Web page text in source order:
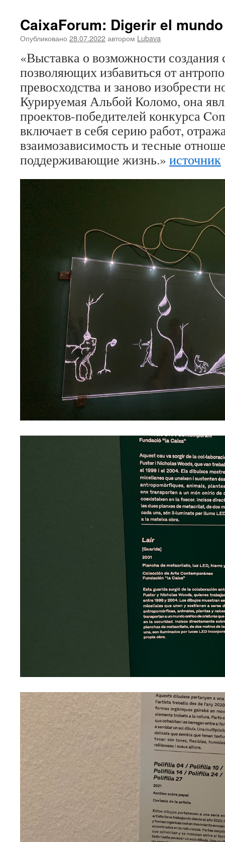
CaixaForum: Digerir el
Опубликовано 28.07.2022автором Lubava
«Выставка о возможности создания
позволяющих избавиться от
превосходства и заново изобрести
Курируемая Альбой Коломо, она
проектов-победителей конкурса
включает в себя серию работ,
взаимозависимость и тесные
поддерживающие жизнь.» источник